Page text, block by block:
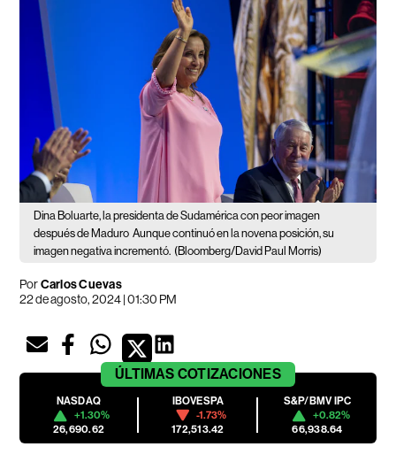
Dina Boluarte, la presidenta de Sudamérica con peor imagen
después de Maduro Aunque continuó en la novena posición, su
imagen negativa incrementó. (Bloomberg/David Paul Morris)
PorCarlos Cuevas
22 de agosto, 2024 | 01:30 PM
ÚLTIMAS COTIZACIONES
NASDAQ
+1.30%
26,690.62
IBOVESPA
-1.73%
172,513.42
S&P/BMV IPC
+0.82%
66,938.64